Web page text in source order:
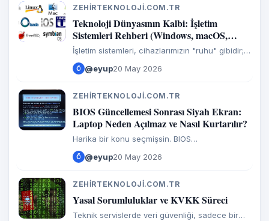
Z
ZEHIRTEKNOLOJI.COM.TR
Teknoloji Dünyasının Kalbi: İşletim
Sistemleri Rehberi (Windows, macOS,
Linux ve Mobil)
İşletim sistemleri, cihazlarımızın "ruhu" gibidir;
donanım ile kullanıcı arasındaki o görünmez
ama hayati köprüyü kurarlar. Her birinin
Ö @eyup20 May 2026
Z
ZEHIRTEKNOLOJI.COM.TR
BIOS Güncellemesi Sonrası Siyah Ekran:
Laptop Neden Açılmaz ve Nasıl Kurtarılır?
Harika bir konu seçmişsin. BIOS
güncellemeleri, bir teknik servisin en "terleten"
işlerinden biridir. Hem son kullanıcıya bilgi
Ö @eyup20 May 2026
Z
ZEHIRTEKNOLOJI.COM.TR
Yasal Sorumluluklar ve KVKK Süreci
Teknik servislerde veri güvenliği, sadece bir